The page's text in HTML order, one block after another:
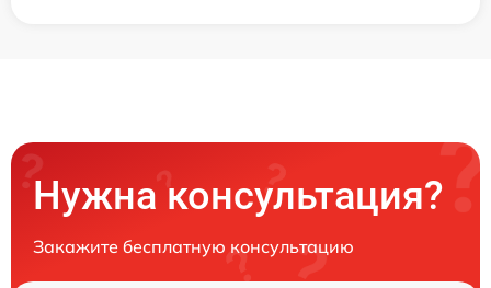
Нужна консультация?
Закажите бесплатную консультацию